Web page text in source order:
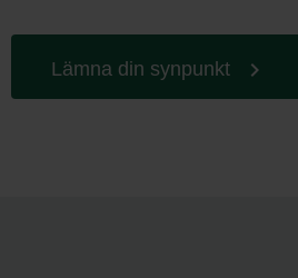
Lämna din synpunkt